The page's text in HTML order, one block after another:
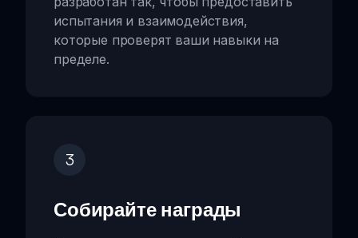
испытания и взаимодействия,
которые проверят ваши навыки на
пределе.
3
Собирайте награды